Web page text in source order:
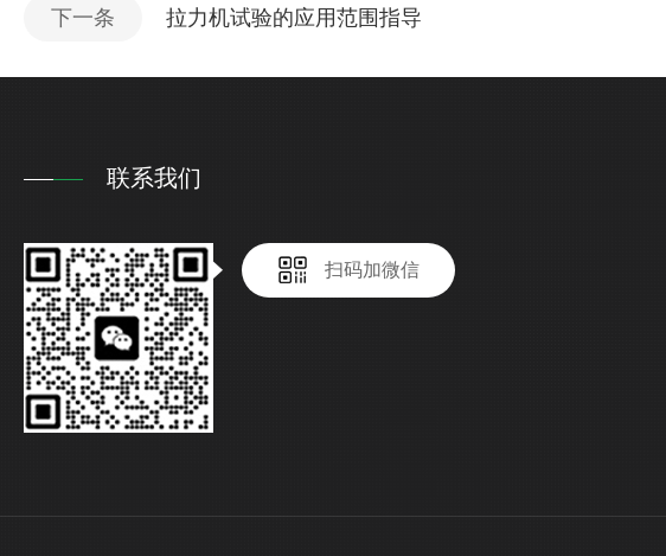
下一条 拉力机试验的应用范围指导
联系我们
扫码加微信